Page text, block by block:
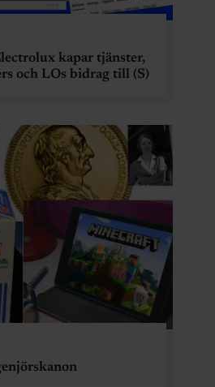
kapar tjänster,
och LOs bidrag till (S)